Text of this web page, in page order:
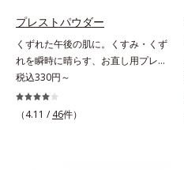
ぱらないここちよい密着感で、さま
ざまなタイプのファンデと併用でき
ます。毛穴が気になる箇所への部分
使いもOK。*1 ファンデーションが
くずれて毛穴に落ちること*2 酸化
チタン配合＝カバー力向上成分*3
プレストパウダー
くずれた午後の肌に。くすみ・くず
れを瞬時に晴らす、お直し用プレス
トパウダー。くすみ・くずれを瞬時
に晴らす、お直し用のプレストパウ
ダーです。朝のメイクから時間が経
税込330円～
（4.11 / 46件）